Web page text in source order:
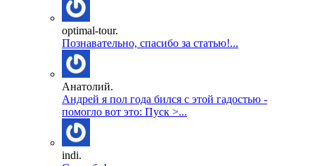
optimal-tour.
Познавательно, спасибо за статью!...
Анатолий.
Андрей я пол года бился с этой гадостью -
помогло вот это: Пуск >...
indi.